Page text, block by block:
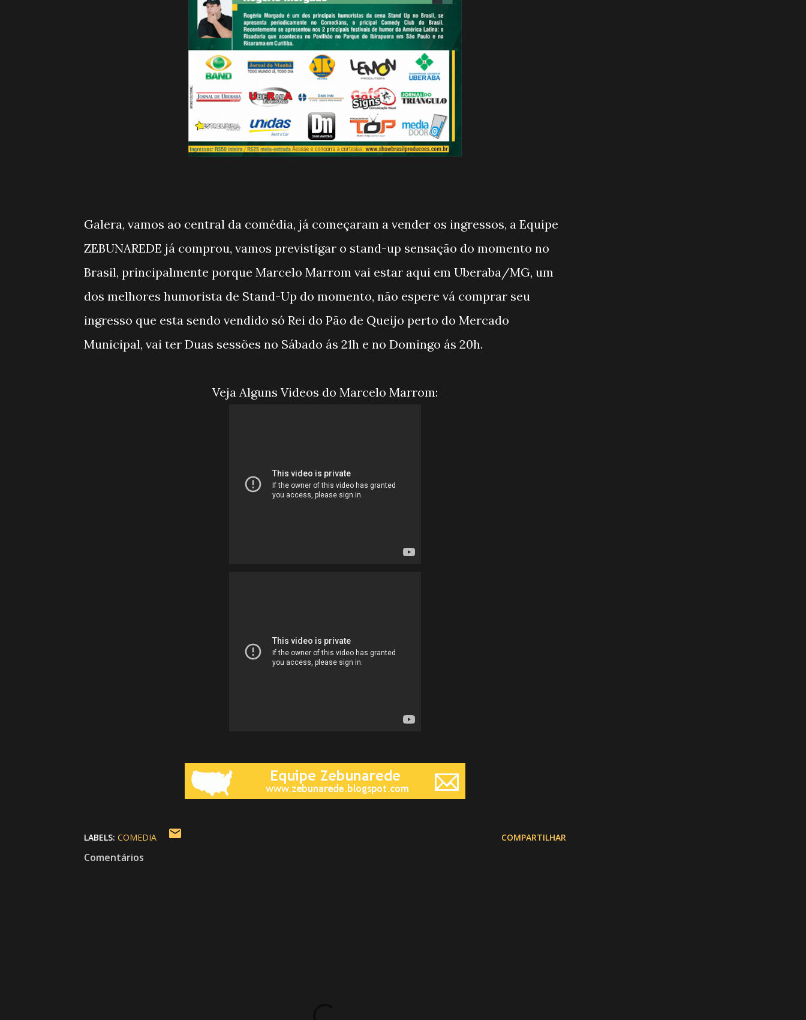
Galera, vamos ao central da comédia, já começaram a vender os ingressos, a Equipe
ZEBUNAREDE já comprou, vamos previstigar o stand-up sensação do momento no
Brasil, principalmente porque Marcelo Marrom vai estar aqui em Uberaba/MG, um
dos melhores humorista de Stand-Up do momento, não espere vá comprar seu
ingresso que esta sendo vendido só Rei do Pão de Queijo perto do Mercado
Municipal, vai ter Duas sessões no Sábado ás 21h e no Domingo ás 20h.
Veja Alguns Videos do Marcelo Marrom:
LABELS: COMEDIA COMPARTILHAR
Comentários